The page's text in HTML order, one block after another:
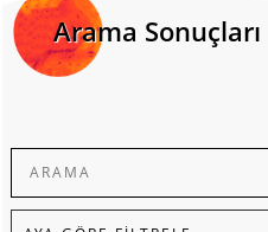
Arama Sonuçları